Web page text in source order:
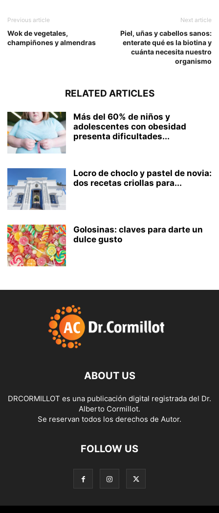
Previous article
Wok de vegetales,
champiñones y almendras
Next article
Piel, uñas y cabellos sanos:
enterate qué es la biotina y
cuánta necesita nuestro
organismo
RELATED ARTICLES
Más del 60% de niños y
adolescentes con obesidad
presenta dificultades...
Locro de choclo y pastel de novia:
dos recetas criollas para...
Golosinas: claves para darte un
dulce gusto
ABOUT US
DRCORMILLOT es una publicación digital registrada del Dr.
Alberto Cormillot.
Se reservan todos los derechos de Autor.
FOLLOW US